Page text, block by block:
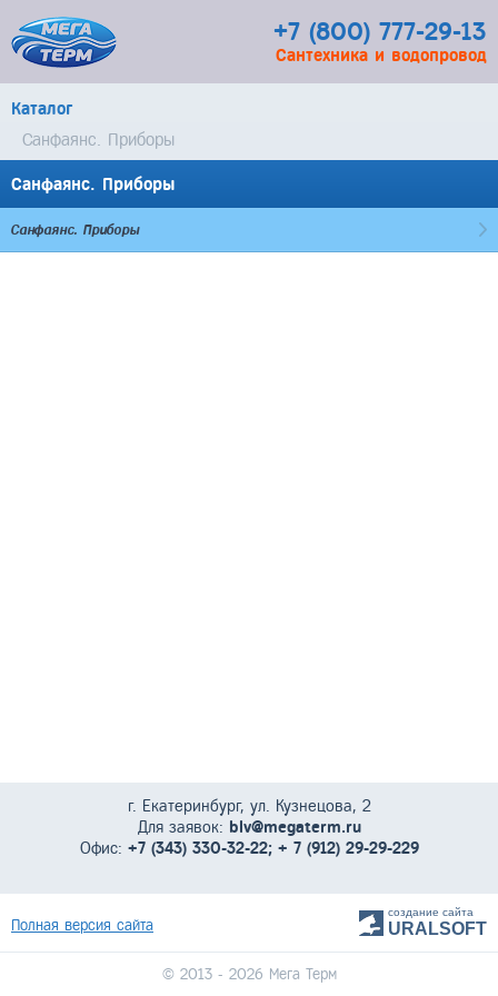
+7 (800) 777-29-13
Сантехника и водопровод
Каталог
Санфаянс. Приборы
Санфаянс. Приборы
Санфаянс. Приборы
г. Екатеринбург, ул. Кузнецова, 2
Для заявок: blv@megaterm.ru
Офис: +7 (343) 330-32-22; + 7 (912) 29-29-229
Полная версия сайта
создание сайта
URALSOFT
© 2013 - 2026 Мега Терм